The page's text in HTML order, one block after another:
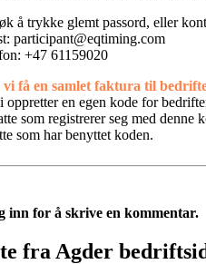
å trykke glemt passord, eller
participant@eqtiming.com
+47 61159020
få en samlet faktura til
oppretter en egen kode for
som registrerer seg med denne
som har benyttet koden.
inn for å skrive en kommentar.
fra Agder